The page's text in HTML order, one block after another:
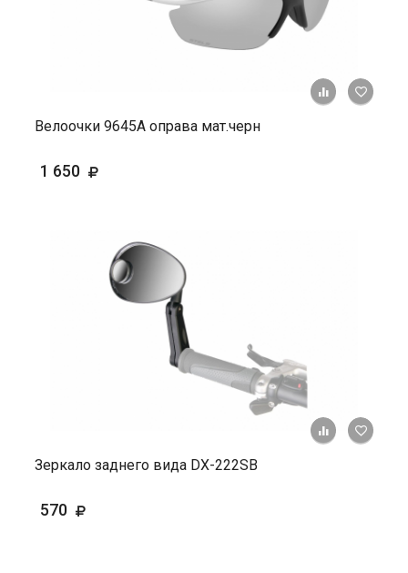
+ К
Велоочки 9645А оправа мат.черн
1 650
+ К
Зеркало заднего вида DX-222SB
570